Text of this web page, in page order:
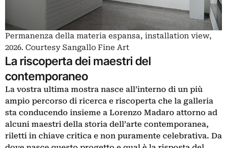
Permanenza della materia espansa, installation view,
2026. Courtesy Sangallo Fine Art
La riscoperta dei maestri del
contemporaneo
La vostra ultima mostra nasce all’interno di un più
ampio percorso di ricerca e riscoperta che la galleria
sta conducendo insieme a Lorenzo Madaro attorno ad
alcuni maestri della storia dell’arte contemporanea,
riletti in chiave critica e non puramente celebrativa. Da